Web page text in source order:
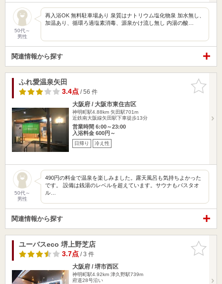
50代～
男性
再入浴OK 無料駐車場あり 泉質はナトリウム塩化物泉 加水無し、
加温あり、循環ろ過塩素消毒、源泉かけ流し無し 内湯の酸…
関連情報から探す
お気に入
りに追加
ふれ愛温泉矢田
3.4点/ 56 件
大阪府 / 大阪市東住吉区
神明町駅4.88km 矢田駅701m
近鉄南大阪線矢田駅下車徒歩13分
営業時間 6:00～23:00
入浴料金 600円～
日帰り 冷え性
50代～
男性
490円の料金で温泉を楽しみました。露天風呂も気持ちよかった
です。 設備は銭湯のレベルを超えています。サウナもバスタオ
ル…
関連情報から探す
お気に入
りに追加
ユーバスeco 堺上野芝店
3.7点/ 3 件
大阪府 / 堺市西区
神明町駅4.92km 津久野駅739m
府道28号沿い